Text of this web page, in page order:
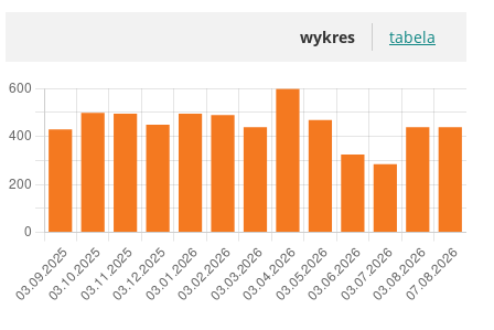
wykres tabela